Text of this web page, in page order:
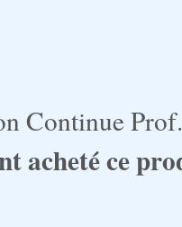
Continue
acheté ce